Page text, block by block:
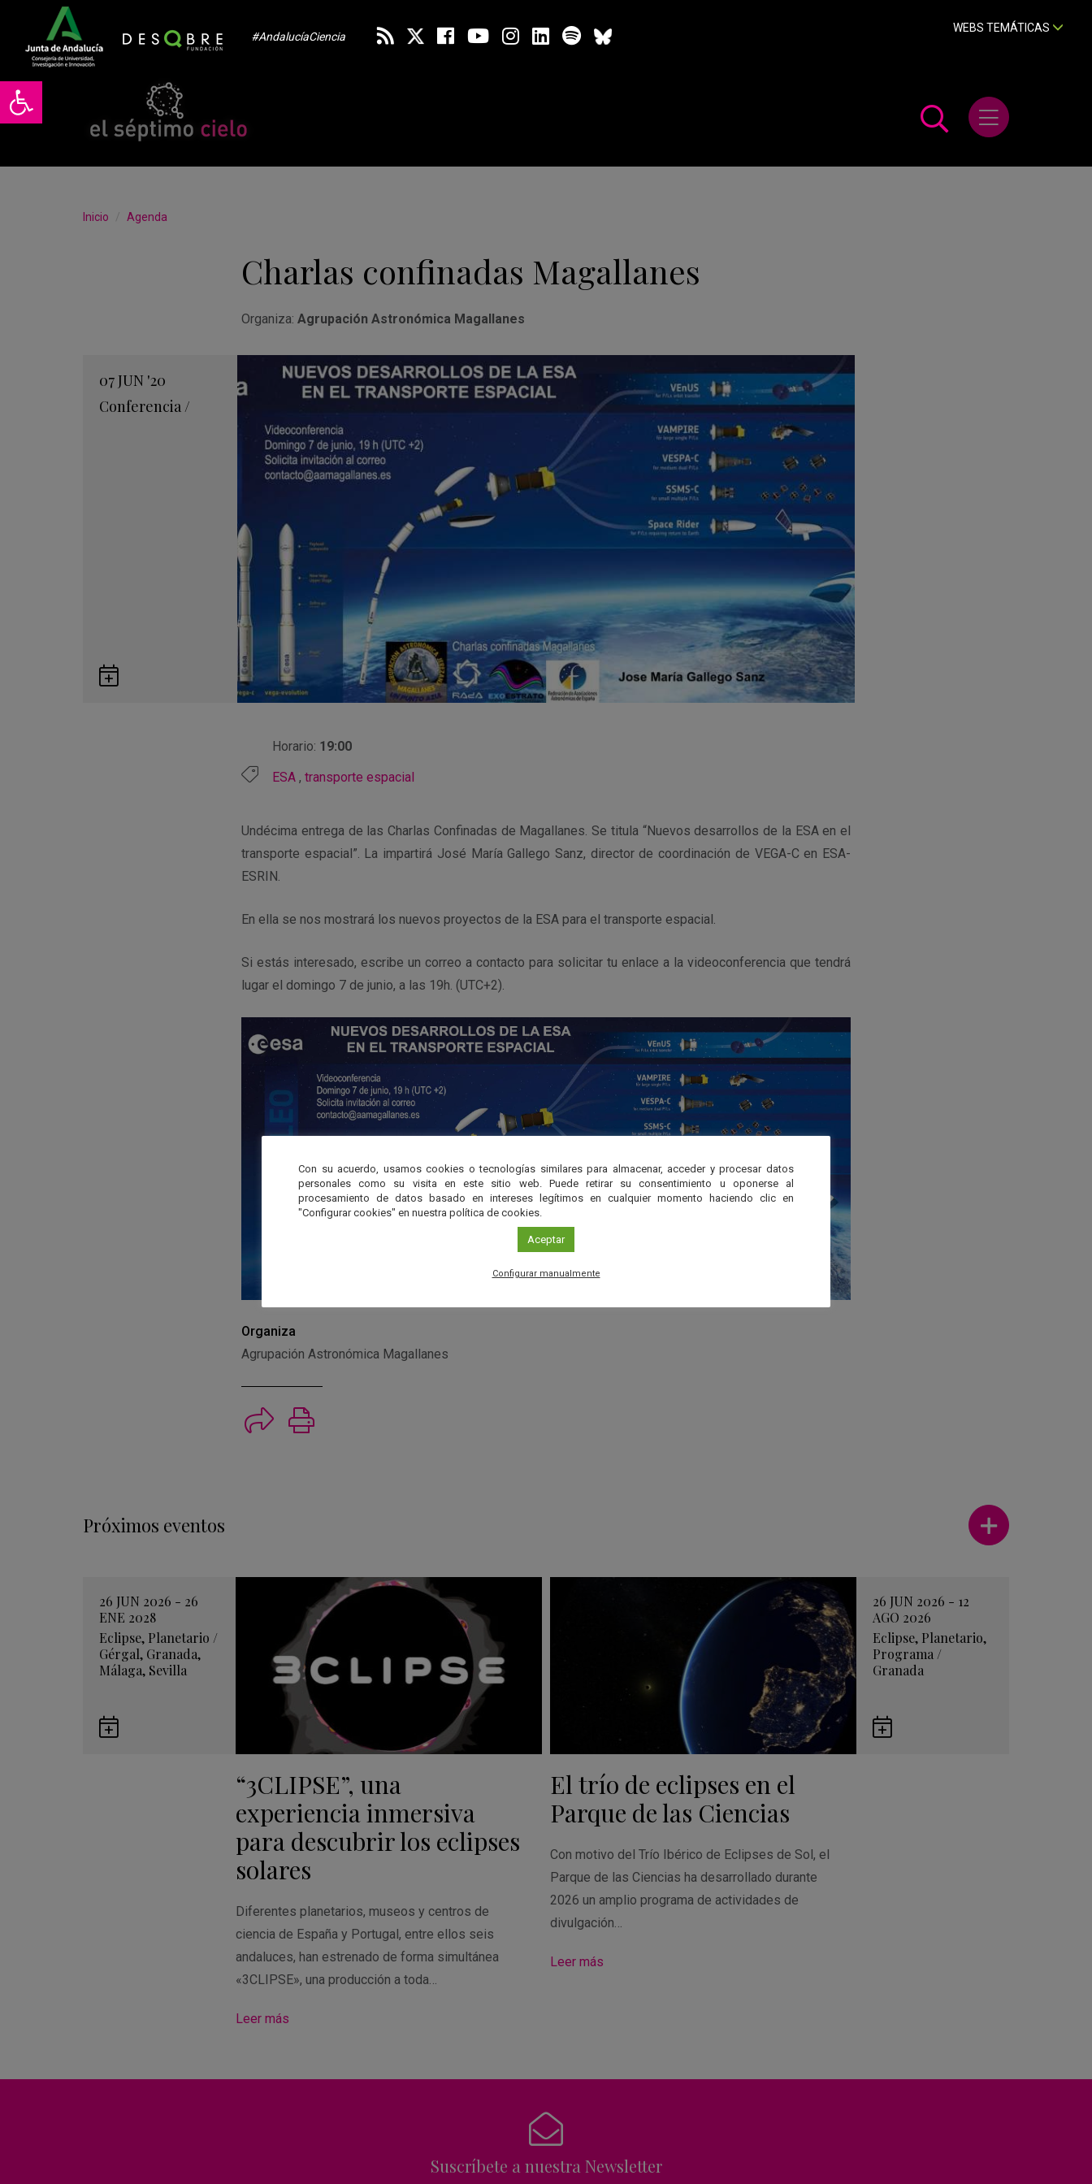
Abrir barra de herramientas
#AndalucíaCiencia
WEBS TEMÁTICAS
Abrir menú
Inicio Agenda
Charlas confinadas Magallanes
Organiza: Agrupación Astronómica Magallanes
07 JUN '20
Conferencia/
Guardar
en
Horario: 19:00
ESA, transporte espacial
Undécima entrega de las Charlas Confinadas de Magallanes. Se titula “Nuevos desarrollos de la ESA en el
transporte espacial”. La impartirá José María Gallego Sanz, director de coordinación de VEGA-C en ESA-
ESRIN.
En ella se nos mostrará los nuevos proyectos de la ESA para el transporte espacial.
Si estás interesado, escribe un correo a contacto para solicitar tu enlace a la videoconferencia que tendrá
lugar el domingo 7 de junio, a las 19h. (UTC+2).
Organiza
Agrupación Astronómica Magallanes
Próximos eventos
Ver más
26 JUN 2026 - 26
ENE 2028
Eclipse, Planetario /
Gérgal, Granada,
Málaga, Sevilla
“3CLIPSE”, una
experiencia inmersiva
para descubrir los eclipses
solares
Diferentes planetarios, museos y centros de
ciencia de España y Portugal, entre ellos seis
andaluces, han estrenado de forma simultánea
«3CLIPSE», una producción a toda…
Leer más
26 JUN 2026 - 12
AGO 2026
Eclipse, Planetario,
Programa/
Granada
El trío de eclipses en el
Parque de las Ciencias
Con motivo del Trío Ibérico de Eclipses de Sol, el
Parque de las Ciencias ha desarrollado durante
2026 un amplio programa de actividades de
divulgación…
Leer más
Suscríbete a nuestra Newsletter
Con su acuerdo, usamos cookies o tecnologías similares para almacenar, acceder y procesar datos
personales como su visita en este sitio web. Puede retirar su consentimiento u oponerse al
procesamiento de datos basado en intereses legítimos en cualquier momento haciendo clic en
"Configurar cookies" en nuestra política de cookies.
Aceptar
Configurar manualmente